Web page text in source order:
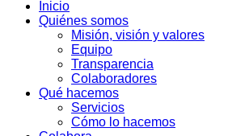
Inicio
Quiénes somos
Misión, visión y valores
Equipo
Transparencia
Colaboradores
Qué hacemos
Servicios
Cómo lo hacemos